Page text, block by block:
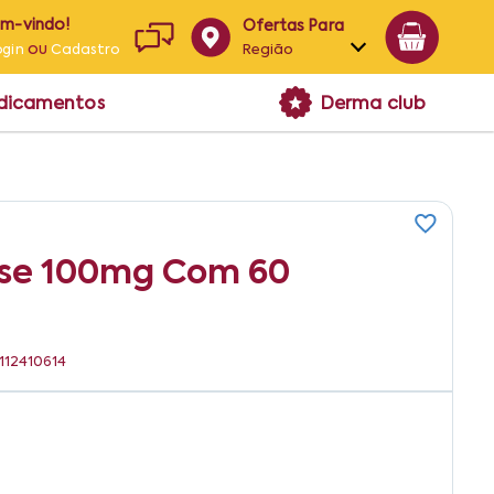
vindo!
ouCadastro
Ofertas Para
Região
Alagoas
Derma club
100mg Com 60